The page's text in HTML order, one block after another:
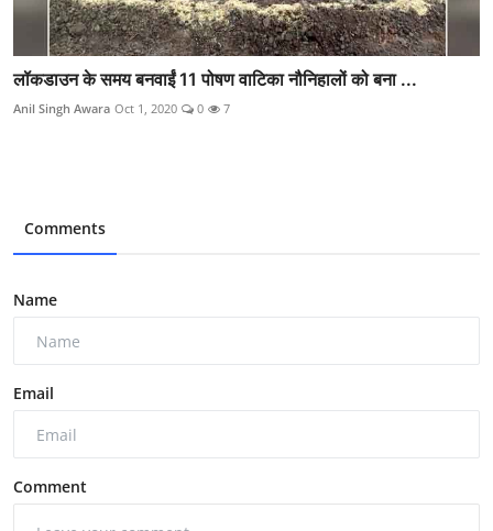
लॉकडाउन के समय बनवाईं 11 पोषण वाटिका नौनिहालों को बना ...
Anil Singh Awara Oct 1, 2020 0 7
Comments
Name
Email
Comment